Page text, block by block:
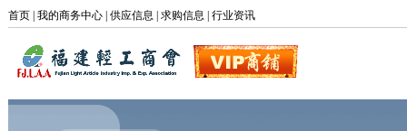
首页 我的商务中心 供应信息 求购信息 行业资讯